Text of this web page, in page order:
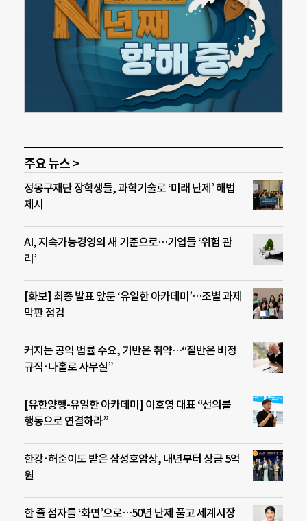
주요 뉴스 >
정몽구재단 장학생들, 과학기술로 ‘미래 난제’ 해법
제시
AI, 지속가능경영의 새 기준으로…기업들 ‘위험 관
리’
[화보] 최종 발표 앞둔 ‘유일한 아카데미’…조별 과제
막판 점검
커지는 공익 법률 수요, 기반은 취약…“절반은 비정
규직·나홀로 사무실”
[유한양행-유일한 아카데미] 이호영 대표 “선의를
행동으로 연결하라”
한강·허준이도 받은 삼성호암상, 내년부터 상금 5억
원
한 줄 점자를 ‘화면’으로…50년 난제 풀고 세계시장